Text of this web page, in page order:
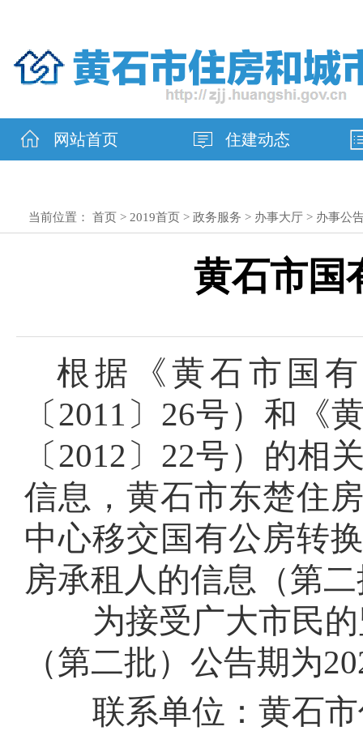
网站首页 住建动态
当前位置： 首页 > 2019首页 > 政务服务 > 办事大厅 > 办事公
黄石市国
根据《黄石市国
〔2011〕26号）和
〔2012〕22号）的
信息，黄石市东楚住
中心移交国有公房转
房承租人的信息（第
为接受广大市民的
（第二批） 公告期为
联系单位：黄石市